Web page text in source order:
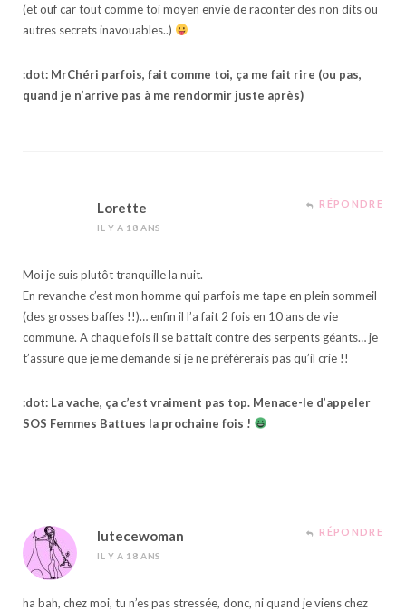
(et ouf car tout comme toi moyen envie de raconter des non dits ou
autres secrets inavouables..)
:dot: MrChéri parfois, fait comme toi, ça me fait rire (ou pas,
quand je n’arrive pas à me rendormir juste après)
Lorette
IL Y A 18 ANS
RÉPONDRE
Moi je suis plutôt tranquille la nuit.
En revanche c’est mon homme qui parfois me tape en plein sommeil
(des grosses baffes !!)… enfin il l’a fait 2 fois en 10 ans de vie
commune. A chaque fois il se battait contre des serpents géants… je
t’assure que je me demande si je ne préfèrerais pas qu’il crie !!
:dot: La vache, ça c’est vraiment pas top. Menace-le d’appeler
SOS Femmes Battues la prochaine fois !
lutecewoman
IL Y A 18 ANS
RÉPONDRE
ha bah, chez moi, tu n’es pas stressée, donc, ni quand je viens chez